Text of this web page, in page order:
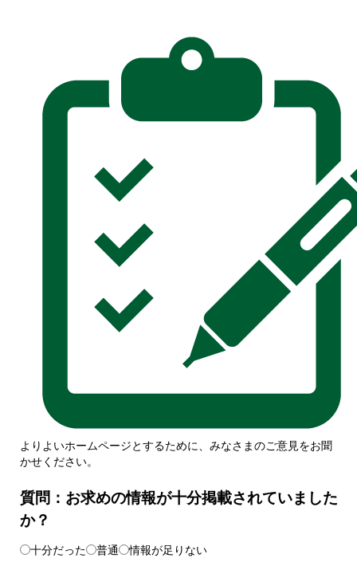
よりよいホームページとするために、みなさまのご意見をお聞
かせください。
質問：お求めの情報が十分掲載されていました
か？
十分だった 普通 情報が足りない